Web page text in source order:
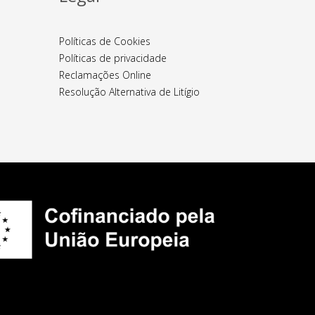
Políticas de Cookies
Políticas de privacidade
Reclamações Online
Resolução Alternativa de Litígio